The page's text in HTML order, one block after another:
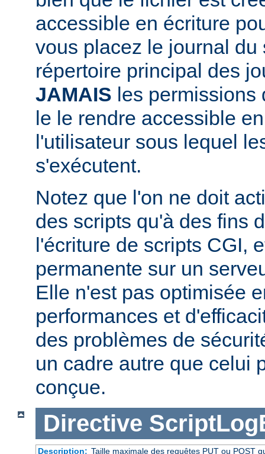
accessible en écriture
vous placez le journal du
répertoire principal des
JAMAIS les permissions
le le rendre accessible
l'utilisateur sous lequel
s'exécutent.
Notez que l'on ne doit
des scripts qu'à des fins
l'écriture de scripts CGI,
permanente sur un
Elle n'est pas optimisée
performances et
des problèmes de
un cadre autre que celui
conçue.
Directive
Description: Taille maximale des requêtes PUT ou POST